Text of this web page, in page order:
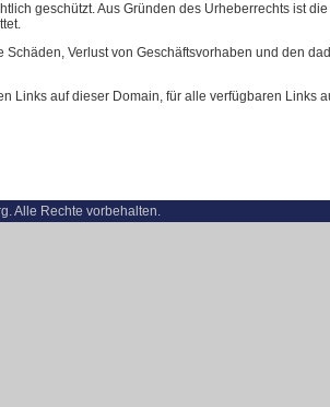
geschützt. Aus Gründen des Urheberrechts ist
Schäden, Verlust von Geschäftsvorhaben und den
Links auf dieser Domain, für alle verfügbaren Links
Alle Rechte vorbehalten.